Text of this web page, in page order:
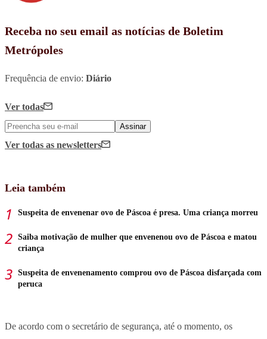
Receba no seu email as notícias de Boletim
Metrópoles
Frequência de envio: Diário
Ver todas
Assinar
Ver todas as newsletters
Leia também
Suspeita de envenenar ovo de Páscoa é presa. Uma criança morreu
Saiba motivação de mulher que envenenou ovo de Páscoa e matou
criança
Suspeita de envenenamento comprou ovo de Páscoa disfarçada com
peruca
De acordo com o secretário de segurança, até o momento, os